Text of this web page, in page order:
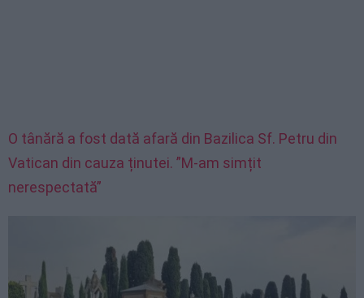
O tânără a fost dată afară din Bazilica Sf. Petru din
Vatican din cauza ținutei. ”M-am simțit
nerespectată”